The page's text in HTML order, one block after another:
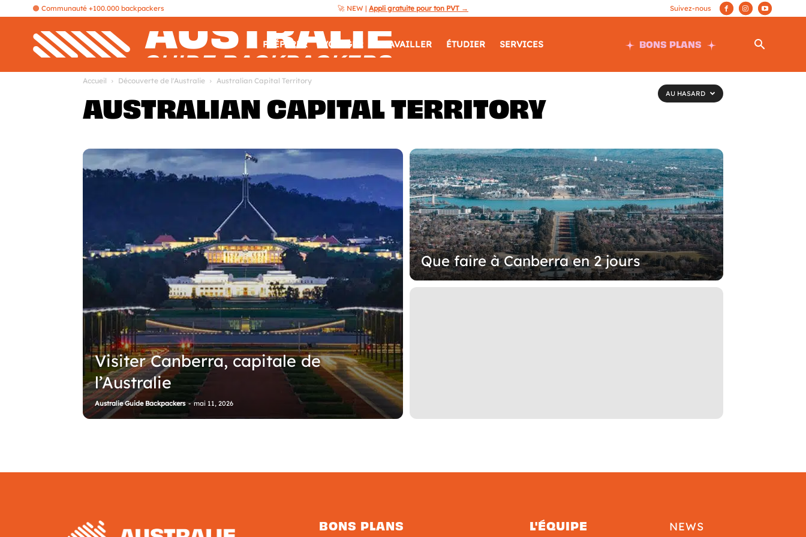
🚀 NEW | Appli gratuite pour ton PVT →
🟠 Communauté +100.000 backpackers
Australie
Guide
Backpackers
PRÉPARER VOYAGER TRAVAILLER ÉTUDIER SERVICES BONS PLANS
Accueil Découverte de l'Australie Australian Capital Territory
AUSTRALIAN CAPITAL TERRITORY AU HASARD
Visiter Canberra, capitale de
l’Australie
Australie Guide Backpackers - mai 11, 2026
Que faire à Canberra en 2 jours
BONS PLANS L'ÉQUIPE NEWS